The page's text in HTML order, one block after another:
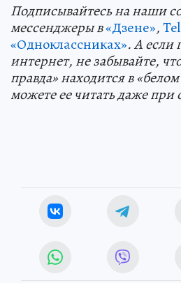
Подписывайтесь на наши
мессенджеры в«Дзене»,
«Одноклассниках». А если
интернет, не забывайте,
правда» находится в
можете ее читать даже при